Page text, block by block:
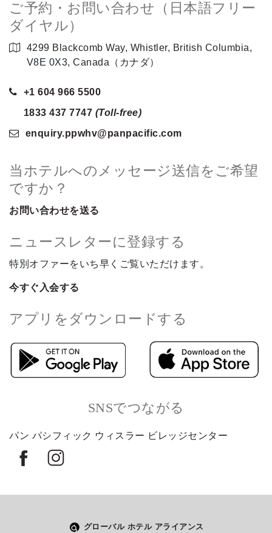
ご予約・お問い合わせ（日本語フリー
ダイヤル）
4299 Blackcomb Way, Whistler, British Columbia,
V8E 0X3, Canada（カナダ）
+1 604 966 5500
1833 437 7747 (Toll-free)
enquiry.ppwhv@panpacific.com
当ホテルへのメッセージ送信をご希望
ですか？
お問い合わせを送る
ニュースレターに登録する
特別オファーをいち早くご覧いただけます。
今すぐ入会する
アプリをダウンロードする
SNSでつながる
パン パシフィック ウィスラー ビレッジセンター
グローバル ホテル アライアンス